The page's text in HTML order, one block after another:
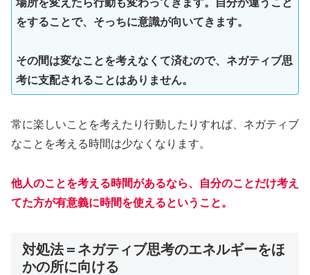
をすることで、そっちに意識が向いてきます。
その間は変なことを考えなくて済むので、ネガティブ思
考に支配されることはありません。
常に楽しいことを考えたり行動したりすれば、ネガティブ
なことを考える時間は少なくなります。
他人のことを考える時間があるなら、自分のことだけ考え
てた方が有意義に時間を使えるということ。
対処法＝ネガティブ思考のエネルギーをほ
かの所に向ける